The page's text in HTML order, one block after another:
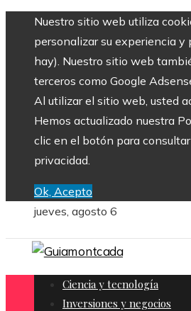
Nuestro sitio web utiliza
personalizar su experiencia y
hay). Nuestro sitio web
terceros como Google
Al utilizar el sitio web, usted
Hemos actualizado nuestra
clic en el botón para
privacidad.
Ok, Acepto
jueves, agosto 6
Ciencia y tecnología
Inversiones y negocios